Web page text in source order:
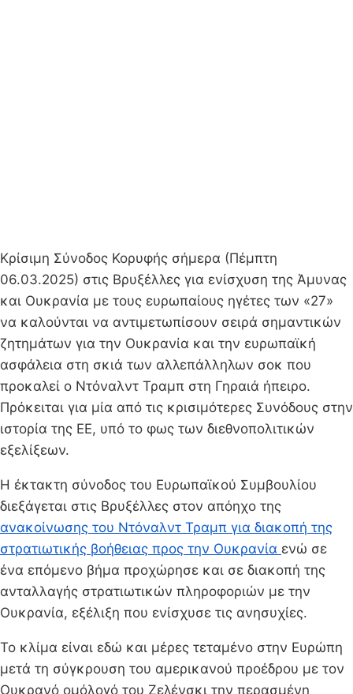
Κρίσιμη Σύνοδος Κορυφής σήμερα (Πέμπτη
06.03.2025) στις Βρυξέλλες για ενίσχυση της Άμυνας
και Ουκρανία με τους ευρωπαίους ηγέτες των «27»
να καλούνται να αντιμετωπίσουν σειρά σημαντικών
ζητημάτων για την Ουκρανία και την ευρωπαϊκή
ασφάλεια στη σκιά των αλλεπάλληλων σοκ που
προκαλεί ο Ντόναλντ Τραμπ στη Γηραιά ήπειρο.
Πρόκειται για μία από τις κρισιμότερες Συνόδους στην
ιστορία της ΕΕ, υπό το φως των διεθνοπολιτικών
εξελίξεων.
Η έκτακτη σύνοδος του Ευρωπαϊκού Συμβουλίου
διεξάγεται στις Βρυξέλλες στον απόηχο της
ανακοίνωσης του Ντόναλντ Τραμπ για διακοπή της
στρατιωτικής βοήθειας προς την Ουκρανία ενώ σε
ένα επόμενο βήμα προχώρησε και σε διακοπή της
ανταλλαγής στρατιωτικών πληροφοριών με την
Ουκρανία, εξέλιξη που ενίσχυσε τις ανησυχίες.
Το κλίμα είναι εδώ και μέρες τεταμένο στην Ευρώπη
μετά τη σύγκρουση του αμερικανού προέδρου με τον
Ουκρανό ομόλογό τoυ Ζελένσκι την περασμένη